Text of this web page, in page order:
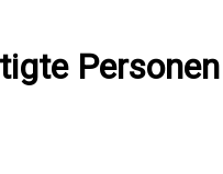
Personen